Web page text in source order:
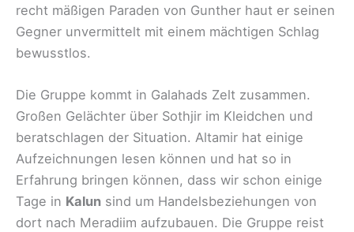
recht mäßigen Paraden von Gunther haut er seinen
Gegner unvermittelt mit einem mächtigen Schlag
bewusstlos.
Die Gruppe kommt in Galahads Zelt zusammen.
Großen Gelächter über Sothjir im Kleidchen und
beratschlagen der Situation. Altamir hat einige
Aufzeichnungen lesen können und hat so in
Erfahrung bringen können, dass wir schon einige
Tage in Kalun sind um Handelsbeziehungen von
dort nach Meradiim aufzubauen. Die Gruppe reist